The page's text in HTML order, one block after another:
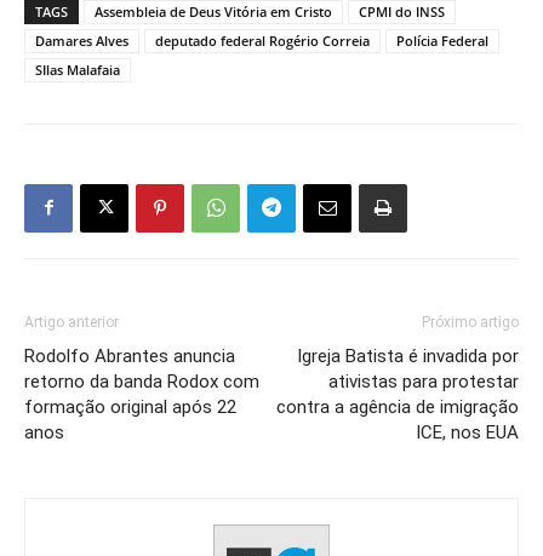
TAGS Assembleia de Deus Vitória em Cristo
CPMI do INSS
Damares Alves
deputado federal Rogério Correia
Polícia Federal
SIlas Malafaia
Artigo anterior
Rodolfo Abrantes anuncia
retorno da banda Rodox com
formação original após 22
anos
Próximo artigo
Igreja Batista é invadida por
ativistas para protestar
contra a agência de imigração
ICE, nos EUA